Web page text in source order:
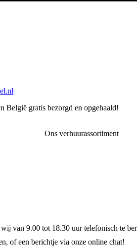
België gratis bezorgd en opgehaald!
Ons verhuurassortiment
van 9.00 tot 18.30 uur telefonisch te
of een berichtje via onze online chat!